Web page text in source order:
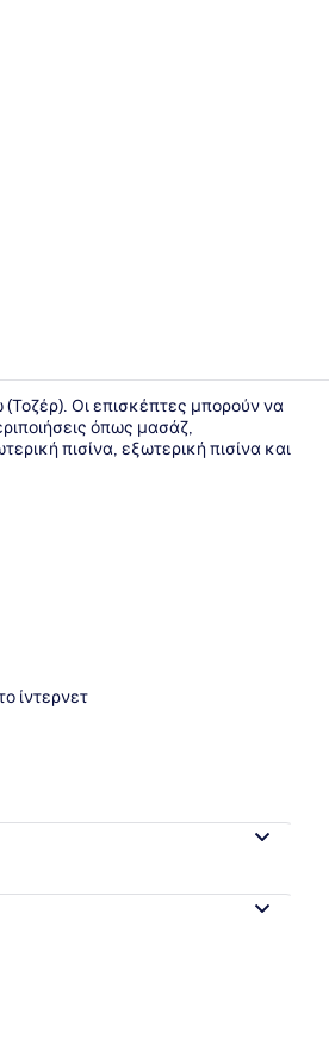
(Τοζέρ). Οι επισκέπτες μπορούν να
όπως μασάζ,
πισίνα, εξωτερική πισίνα και
ίντερνετ